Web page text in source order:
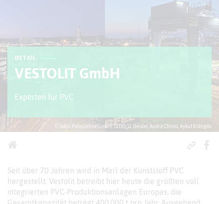
© Sabic Polyolefine GmbH, TZDO, U. Geisler, Andre Chrost, Aykut Erdogdu
DETAIL
VESTOLIT GmbH
Experten für PVC
Seit über 70 Jahren wird in Marl der Kunststoff PVC
hergestellt. Vestolit betreibt hier heute die größten voll
integrierten PVC-Produktionsanlagen Europas, die